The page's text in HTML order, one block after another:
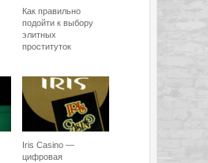
Как правильно
подойти к выбору
элитных
проституток
Iris Casino —
цифровая